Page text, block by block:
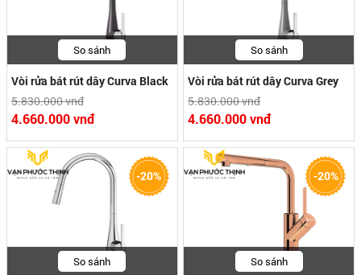
So sánh
Vòi rửa bát rút dây Curva Black
5.830.000 vnđ
4.660.000 vnđ
So sánh
Vòi rửa bát rút dây Curva Grey
5.830.000 vnđ
4.660.000 vnđ
So sánh
-20%
So sánh
-20%